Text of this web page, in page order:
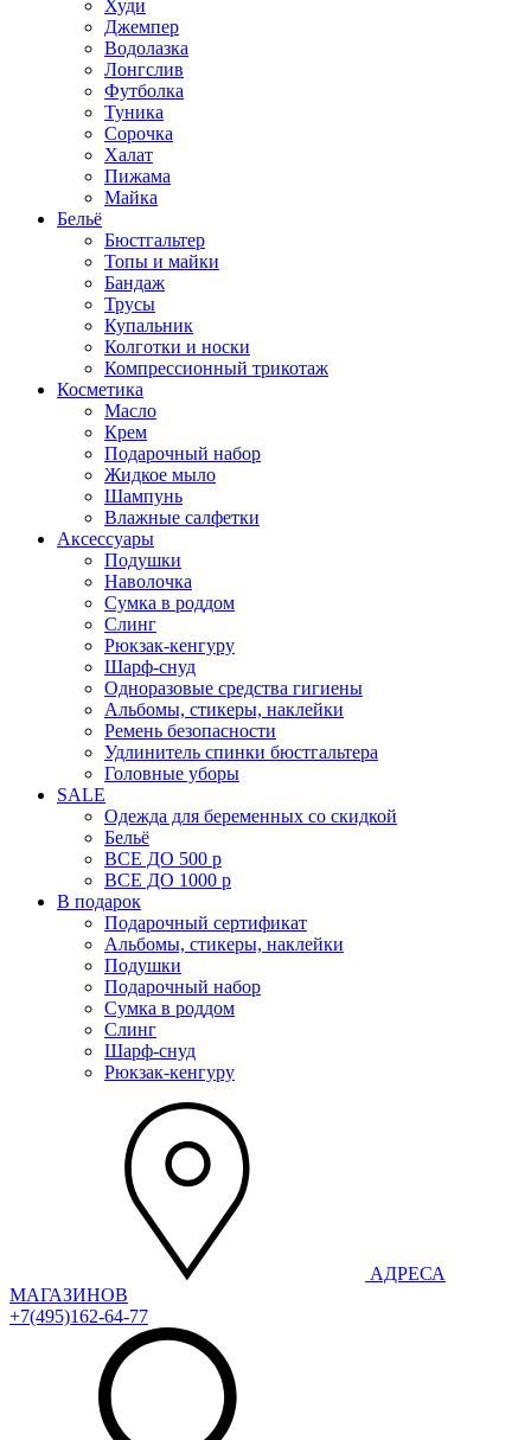
Худи
Джемпер
Водолазка
Лонгслив
Футболка
Туника
Сорочка
Халат
Пижама
Майка
Бельё
Бюстгальтер
Топы и майки
Бандаж
Трусы
Купальник
Колготки и носки
Компрессионный трикотаж
Косметика
Масло
Крем
Подарочный набор
Жидкое мыло
Шампунь
Влажные салфетки
Аксессуары
Подушки
Наволочка
Сумка в роддом
Cлинг
Рюкзак-кенгуру
Шарф-снуд
Одноразовые средства гигиены
Альбомы, стикеры, наклейки
Ремень безопасности
Удлинитель спинки бюстгальтера
Головные уборы
SALE
Одежда для беременных со скидкой
Бельё
ВСЕ ДО 500 р
ВСЕ ДО 1000 р
В подарок
Подарочный сертификат
Альбомы, стикеры, наклейки
Подушки
Подарочный набор
Сумка в роддом
Слинг
Шарф-снуд
Рюкзак-кенгуру
АДРЕСА
МАГАЗИНОВ
+7(495)162-64-77